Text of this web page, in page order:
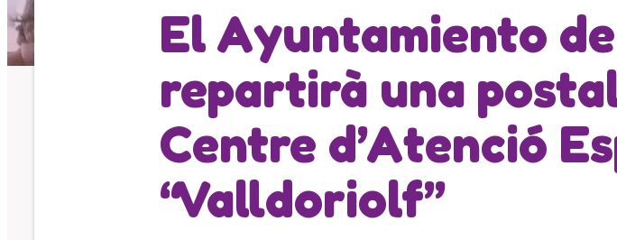
El Ayuntamiento
repartirà una
Centre d’Atenció
“Valldoriolf”